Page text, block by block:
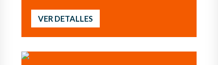
VER DETALLES